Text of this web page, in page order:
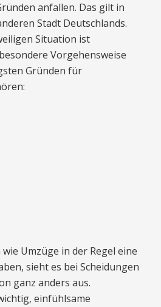
anfallen. Das gilt in
Stadt Deutschlands.
Situation ist
Vorgehensweise
Gründen für
Umzüge in der Regel eine
sieht es bei Scheidungen
ganz anders aus.
einfühlsame